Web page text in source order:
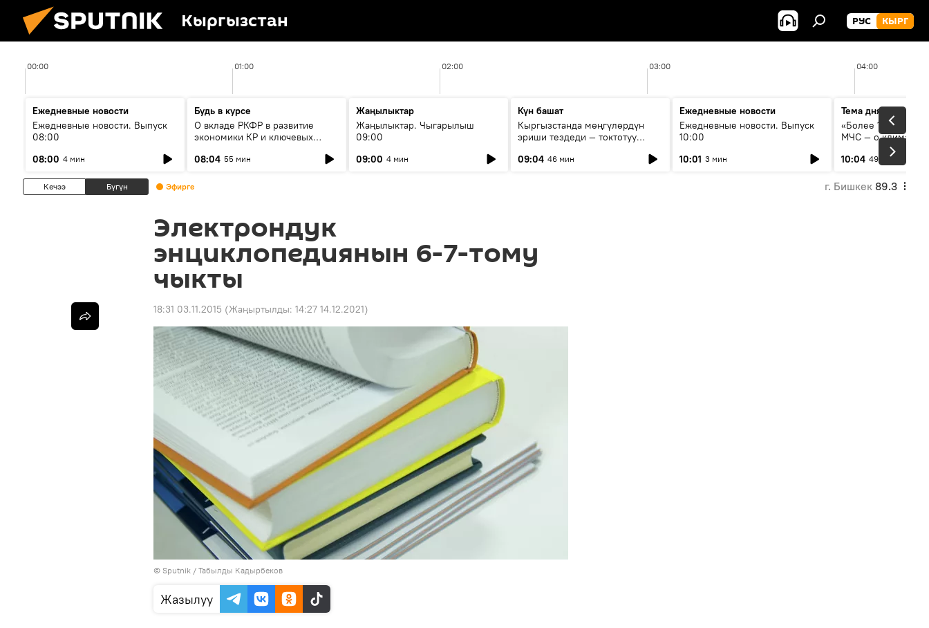
Кыргызстан РУС КЫРГ
00:00 01:00 02:00 03:00 04:00
Ежедневные новости
Ежедневные новости. Выпуск
08:00
08:00 4 мин
Будь в курсе
О вкладе РКФР в развитие
экономики КР и ключевых
08:04 55 мин
Жаңылыктар
Жаңылыктар. Чыгарылыш
09:00
09:00 4 мин
Күн башат
Кыргызстанда мөңгүлөрдүн
эриши тездеди — токтотуу
09:04 46 мин
Ежедневные новости
Ежедневные новости. Выпуск
10:00
10:01 3 мин
Тема дня
«Более 1200 сёл в
МЧС — о климате,
системе
населения
10:04 49 мин
Кечээ Бүгүн Эфирге г. Бишкек 89.3
Электрондук
энциклопедиянын 6-7-тому
чыкты
18:31 03.11.2015 (Жаңыртылды: 14:27 14.12.2021)
© Sputnik / Табылды Кадырбеков
Жазылуу